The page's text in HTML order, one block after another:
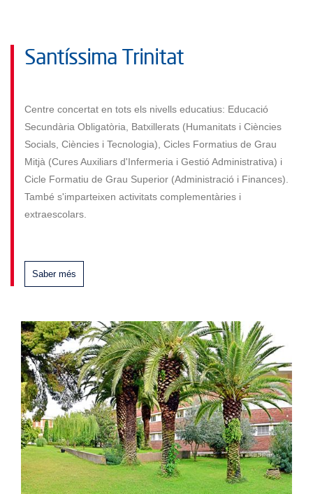
Santíssima Trinitat
Centre concertat en tots els nivells educatius: Educació
Secundària Obligatòria, Batxillerats (Humanitats i Ciències
Socials, Ciències i Tecnologia), Cicles Formatius de Grau
Mitjà (Cures Auxiliars d'Infermeria i Gestió Administrativa) i
Cicle Formatiu de Grau Superior (Administració i Finances).
També s'imparteixen activitats complementàries i
extraescolars.
Saber més